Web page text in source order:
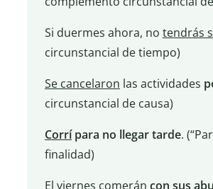
Si duermes ahora, no tendrás
circunstancial de tiempo)
Se cancelaron las actividades
circunstancial de causa)
Corrípara no llegar tarde.
finalidad)
El viernes comerán con sus